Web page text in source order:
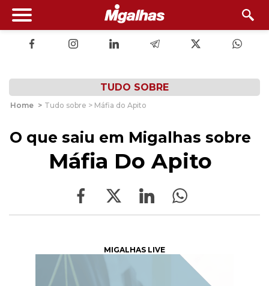
TUDO SOBRE
Home > Tudo sobre > Máfia do Apito
O que saiu em Migalhas sobre
Máfia Do Apito
MIGALHAS LIVE